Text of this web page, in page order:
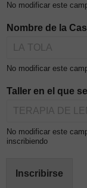
No modificar este
Nombre de la
No modificar este
Taller en el que
No modificar este
inscribiendo
Inscribirse